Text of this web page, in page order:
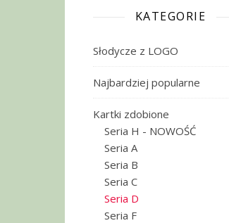
KATEGORIE
Słodycze z LOGO
Najbardziej popularne
Kartki zdobione
Seria H - NOWOŚĆ
Seria A
Seria B
Seria C
Seria D
Seria F